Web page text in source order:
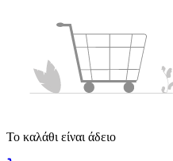
Το καλάθι είναι άδειο